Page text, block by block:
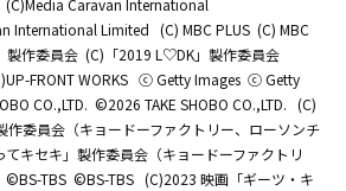
International Limited (C) MBC PLUS (C) MBC
製作委員会 (C)「2019 L♡DK」製作委員会
FRONT WORKS ⓒ Getty Images ⓒ Getty
CO.,LTD. ©2026 TAKE SHOBO CO.,LTD. (C)
作委員会（キョードーファクトリー、ローソンチ
てキセキ」製作委員会（キョードーファクトリ
©BS-TBS ©BS-TBS (C)2023 映画「ギーツ・キ